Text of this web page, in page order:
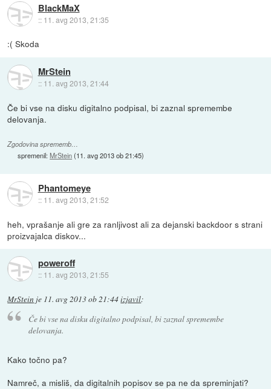
BlackMaX
:: 11. avg 2013, 21:35
:( Skoda
MrStein
:: 11. avg 2013, 21:44
Če bi vse na disku digitalno podpisal, bi zaznal spremembe
delovanja.
Zgodovina sprememb…
spremenil:MrStein(11. avg 2013 ob 21:45)
Phantomeye
:: 11. avg 2013, 21:52
heh, vprašanje ali gre za ranljivost ali za dejanski backdoor s strani
proizvajalca diskov...
poweroff
:: 11. avg 2013, 21:55
MrStein je 11. avg 2013 ob 21:44izjavil:
Če bi vse na disku digitalno podpisal, bi zaznal spremembe
delovanja.
Kako točno pa?
Namreč, a misliš, da digitalnih popisov se pa ne da spreminjati?